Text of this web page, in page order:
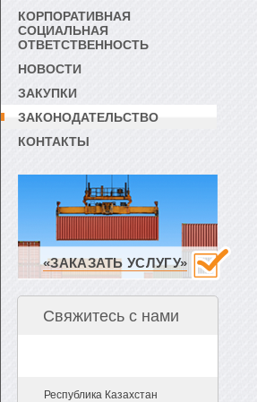
КОРПОРАТИВНАЯ
СОЦИАЛЬНАЯ
ОТВЕТСТВЕННОСТЬ
НОВОСТИ
ЗАКУПКИ
ЗАКОНОДАТЕЛЬСТВО
КОНТАКТЫ
«ЗАКАЗАТЬ УСЛУГУ»
Свяжитесь с нами
Республика Казахстан